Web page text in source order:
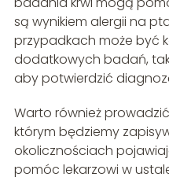
są wynikiem alergii na
przypadkach może być
dodatkowych badań,
aby potwierdzić
Warto również
którym będziemy
okolicznościach
pomóc lekarzowi w